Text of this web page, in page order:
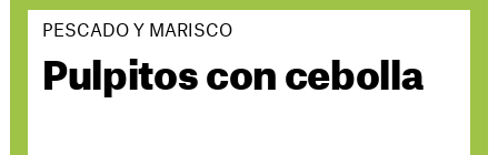
PESCADO Y MARISCO
Pulpitos con cebolla